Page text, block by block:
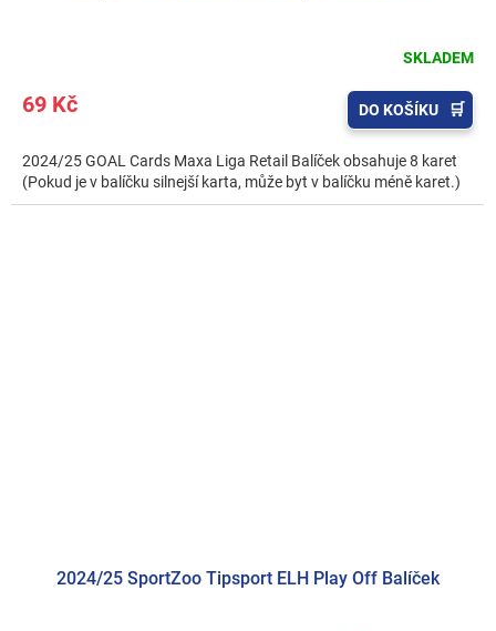
SKLADEM
69 Kč DO KOŠÍKU
2024/25 GOAL Cards Maxa Liga Retail Balíček obsahuje 8 karet
(Pokud je v balíčku silnejší karta, může byt v balíčku méně karet.)
2024/25 SportZoo Tipsport ELH Play Off Balíček